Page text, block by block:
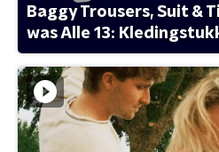
Baggy Trousers, Suit &
was Alle 13: